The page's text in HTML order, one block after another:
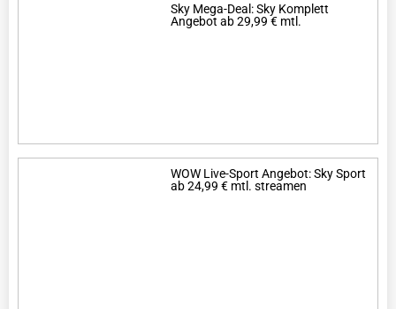
Sky Mega-Deal: Sky Komplett
Angebot ab 29,99 € mtl.
WOW Live-Sport Angebot: Sky Sport
ab 24,99 € mtl. streamen